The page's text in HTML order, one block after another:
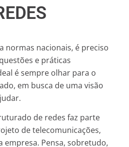
normas nacionais, é preciso
e práticas
é sempre olhar para o
em busca de uma visão
de redes faz parte
de telecomunicações,
empresa. Pensa, sobretudo,